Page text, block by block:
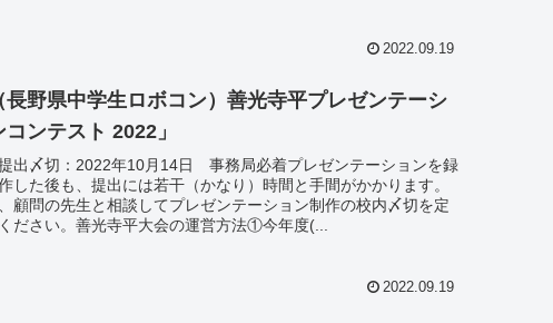
2022.09.19
長野県中学生ロボコン）善光寺平プレゼンテーシ
コンテスト 2022」
出〆切：2022年10月14日 事務局必着プレゼンテーションを録
した後も、提出には若干（かなり）時間と手間がかかります。
顧問の先生と相談してプレゼンテーション制作の校内〆切を定
ださい。善光寺平大会の運営方法①今年度(...
2022.09.19